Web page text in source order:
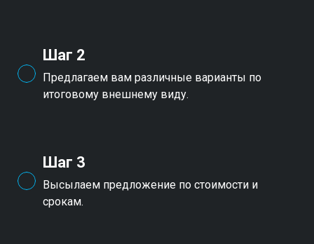
Шаг 2
Предлагаем вам различные варианты по
итоговому внешнему виду.
Шаг 3
Высылаем предложение по стоимости и
срокам.